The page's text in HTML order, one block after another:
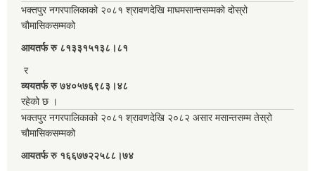
भक्तपुर नगरपालिकाको २०८१ श्रावणदेखि माघमसान्तसम्मको दोस्रो
चौमासिकसम्मको
आयतर्फ रु‌ ८१३३१५१३८।८१
र
व्ययतर्फ रु ७४०५७६९८३।४८
रहेको छ ।
भक्तपुर नगरपालिकाको २०८१ श्रावणदेखि २०८२ असार मसान्तसम्म तेस्रो
चौमासिकसम्मको
आयतर्फ रु‌ १६६७७२२५८८।७४